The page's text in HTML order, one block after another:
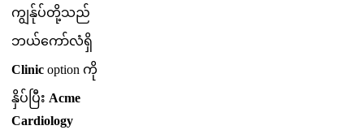
ကနပတသည
ဘယကလရ
Clinic option က
နပ ပ Acme
Cardiology